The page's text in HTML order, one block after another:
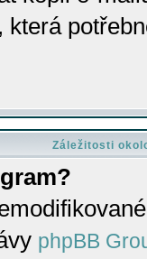
Záležitosti
phpBB